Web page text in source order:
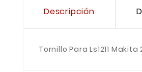
Descripción
Tornillo Para Ls1211